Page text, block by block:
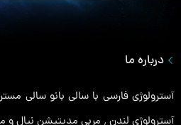
درباره ما
آسترولوژی فارسی با سالی بانو سالی
آسترولوژی لندن ٬ مربی مدیتیشن نپال و مستر EFT